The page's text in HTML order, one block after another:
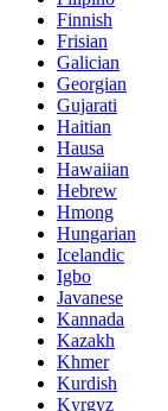
Finnish
Frisian
Galician
Georgian
Gujarati
Haitian
Hausa
Hawaiian
Hebrew
Hmong
Hungarian
Icelandic
Igbo
Javanese
Kannada
Kazakh
Khmer
Kurdish
Kyrgyz